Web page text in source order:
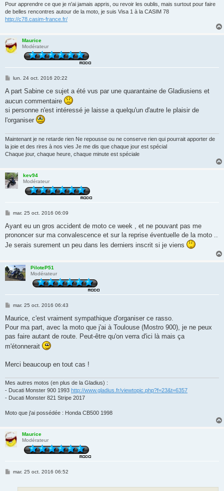
Pour apprendre ce que je n'ai jamais appris, ou revoir les oublis, mais surtout pour faire
de belles rencontres autour de la moto, je suis Visa 1 à la CASIM 78
http://c78.casim-france.fr/
Maurice
Modérateur
M
s
s
a
e
lun. 24 oct. 2016 20:22
A part Sabine ce sujet a été vus par une quarantaine de Gladiusiens et
aucun commentaire
si personne n'est intéressé je laisse a quelqu'un d'autre le plaisir de
l'organiser
Maintenant je ne retarde rien Ne repousse ou ne conserve rien qui pourrait apporter de
la joie et des rires à nos vies Je me dis que chaque jour est spécial
Chaque jour, chaque heure, chaque minute est spéciale
kev94
Modérateur
M
s
s
a
e
mar. 25 oct. 2016 06:09
Ayant eu un gros accident de moto ce week , et ne pouvant pas me
prononcer sur ma convalescence et sur la reprise éventuelle de la moto ..
Je serais surement un peu dans les derniers inscrit si je viens
PiloteP51
Modérateur
M
s
a
g
mar. 25 oct. 2016 06:43
Maurice, c'est vraiment sympathique d'organiser ce rasso.
Pour ma part, avec la moto que j'ai à Toulouse (Mostro 900), je ne peux
pas faire autant de route. Peut-être qu'on verra d'ici là mais ça
m'étonnerait
Merci beaucoup en tout cas !
Mes autres motos (en plus de la Gladius) :
- Ducati Monster 900 1993 http://www.gladius.fr/viewtopic.php?f=23&t=6357
- Ducati Monster 821 Stripe 2017
Moto que j'ai possédée : Honda CB500 1998
Maurice
Modérateur
Mmar. 25 oct. 2016 06:52